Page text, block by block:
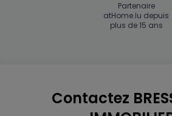
Partenaire
atHome.lu depuis
plus de 15 ans
Contactez